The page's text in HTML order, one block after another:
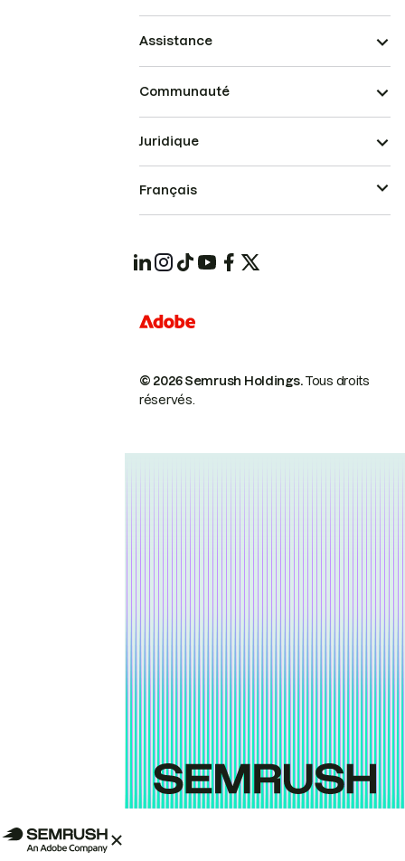
Assistance
Communauté
© 2026 Semrush Holdings.Tous droits
réservés.
Juridique
Français